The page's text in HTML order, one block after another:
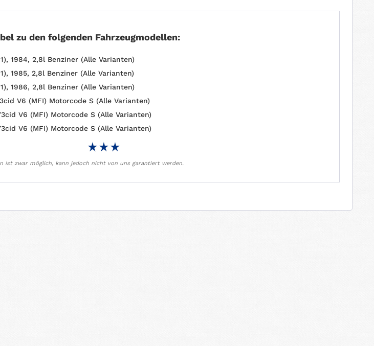
zu den folgenden Fahrzeugmodellen:
1984, 2,8l Benziner (Alle Varianten)
1985, 2,8l Benziner (Alle Varianten)
1986, 2,8l Benziner (Alle Varianten)
V6 (MFI) Motorcode S (Alle Varianten)
V6 (MFI) Motorcode S (Alle Varianten)
V6 (MFI) Motorcode S (Alle Varianten)
ist zwar möglich, kann jedoch nicht von uns garantiert werden.